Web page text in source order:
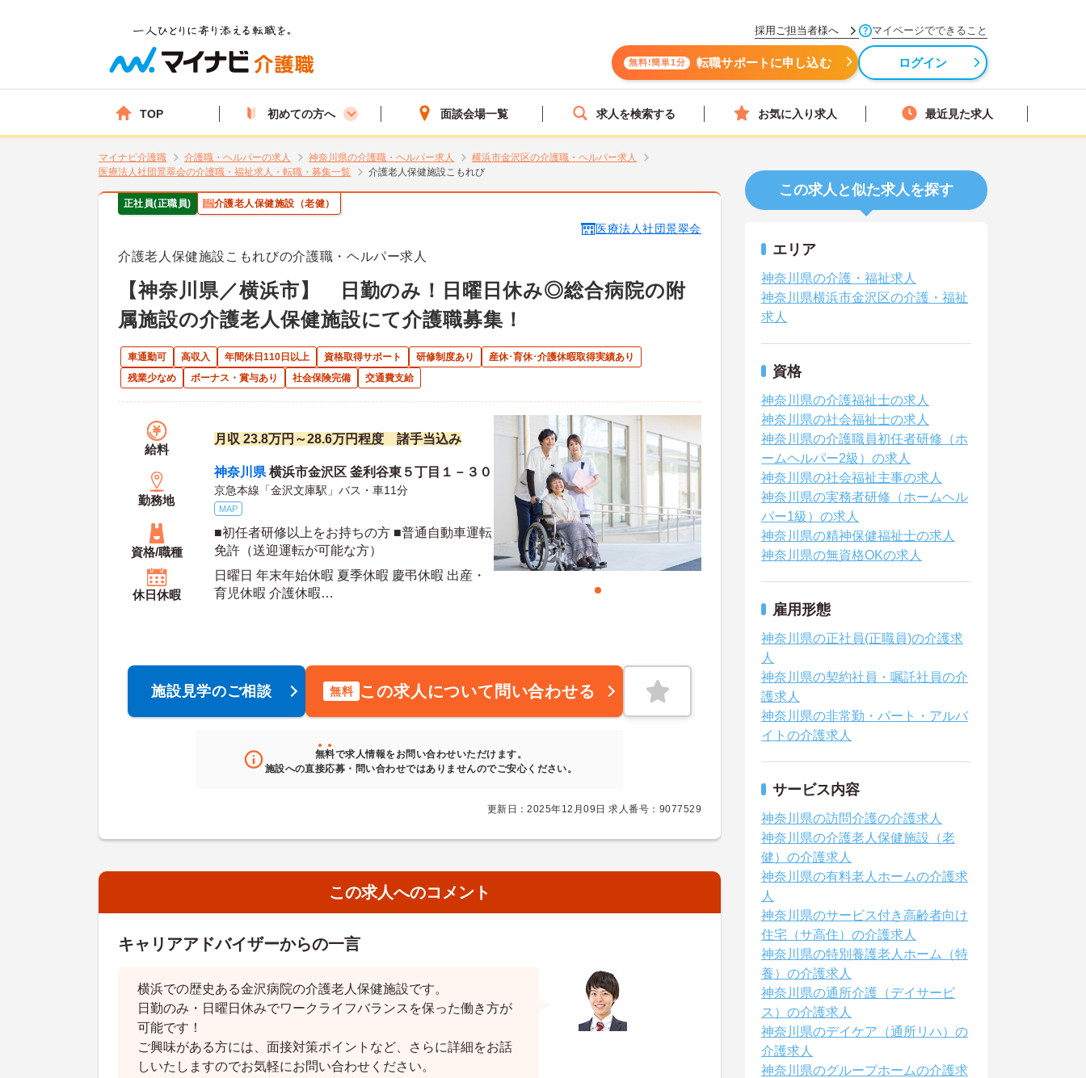
採用ご担当者様へ マイページでできること
無料!簡単1分 転職サポートに申し込む ログイン
TOP 初めての方へ 面談会場一覧 求人を検索する お気に入り求人 最近見た求人
マイナビ介護職 介護職・ヘルパーの求人 神奈川県の介護職・ヘルパー求人
横浜市金沢区の介護職・ヘルパー求人
医療法人社団景翠会の介護職・福祉求人・転職・募集一覧
介護老人保健施設こもれび
正社員(正職員) 介護老人保健施設（老健）
医療法人社団景翠会
介護老人保健施設こもれびの介護職・ヘルパー求人
【神奈川県／横浜市】 日勤のみ！日曜日休み◎総合病院の附
属施設の介護老人保健施設にて介護職募集！
車通勤可 高収入 年間休日110日以上 資格取得サポート 研修制度あり
産休･育休･介護休暇取得実績あり
残業少なめ
ボーナス・賞与あり 社会保険完備 交通費支給
給料
月収 23.8万円～28.6万円程度 諸手当込み
勤務地
神奈川県 横浜市金沢区 釜利谷東５丁目１－３０
京急本線「金沢文庫駅」バス・車11分
MAP
資格/職種
■初任者研修以上をお持ちの方 ■普通自動車運転
免許（送迎運転が可能な方）
休日休暇
日曜日 年末年始休暇 夏季休暇 慶弔休暇 出産・
育児休暇 介護休暇
施設見学のご相談 無料 この求人について問い合わせる
無料で求人情報をお問い合わせいただけます。
施設への直接応募・問い合わせではありませんのでご安心ください。
更新日：2025年12月09日 求人番号：9077529
この求人へのコメント
キャリアアドバイザーからの一言
横浜での歴史ある金沢病院の介護老人保健施設です。
日勤のみ・日曜日休みでワークライフバランスを保った働き方が
可能です！
ご興味がある方には、面接対策ポイントなど、さらに詳細をお話
しいたしますのでお気軽にお問い合わせください。
この求人と似た求人を探す
エリア
神奈川県の介護・福祉求人
神奈川県横浜市金沢区の介護・福祉
求人
資格
神奈川県の介護福祉士の求人
神奈川県の社会福祉士の求人
神奈川県の介護職員初任者研修（ホ
ームヘルパー2級）の求人
神奈川県の社会福祉主事の求人
神奈川県の実務者研修（ホームヘル
パー1級）の求人
神奈川県の精神保健福祉士の求人
神奈川県の無資格OKの求人
雇用形態
神奈川県の正社員(正職員)の介護求
人
神奈川県の契約社員・嘱託社員の介
護求人
神奈川県の非常勤・パート・アルバ
イトの介護求人
サービス内容
神奈川県の訪問介護の介護求人
神奈川県の介護老人保健施設（老
健）の介護求人
神奈川県の有料老人ホームの介護求
人
神奈川県のサービス付き高齢者向け
住宅（サ高住）の介護求人
神奈川県の特別養護老人ホーム（特
養）の介護求人
神奈川県の通所介護（デイサービ
ス）の介護求人
神奈川県のデイケア（通所リハ）の
介護求人
神奈川県のグループホームの介護求